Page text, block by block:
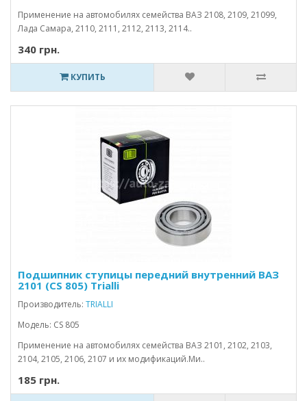
Применение на автомобилях семейства ВАЗ 2108, 2109, 21099,
Лада Самара, 2110, 2111, 2112, 2113, 2114..
340 грн.
КУПИТЬ
Подшипник ступицы передний внутренний ВАЗ
2101 (CS 805) Trialli
Производитель: TRIALLI
Модель: CS 805
Применение на автомобилях семейства ВАЗ 2101, 2102, 2103,
2104, 2105, 2106, 2107 и их модификаций.Ми..
185 грн.